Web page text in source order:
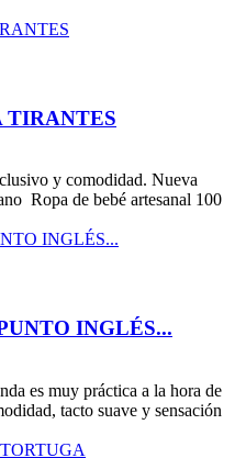
TIRANTES
y comodidad. Nueva
Ropa de bebé artesanal 100
INGLÉS...
es muy práctica a la hora de
tacto suave y sensación